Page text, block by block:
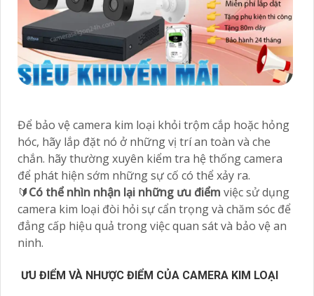
Để bảo vệ camera kim loại khỏi trộm cắp hoặc hỏng
hóc, hãy lắp đặt nó ở những vị trí an toàn và che
chắn. hãy thường xuyên kiểm tra hệ thống camera
để phát hiện sớm những sự cố có thể xảy ra.
🔰Có thể nhìn nhận lại những ưu điểm việc sử dụng
camera kim loại đòi hỏi sự cẩn trọng và chăm sóc để
đẳng cấp hiệu quả trong việc quan sát và bảo vệ an
ninh.
ƯU ĐIỂM VÀ NHƯỢC ĐIỂM CỦA CAMERA KIM LOẠI